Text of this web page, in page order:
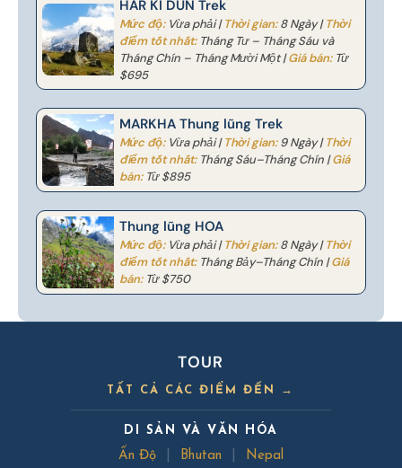
HAR KI DUN Trek
Mức độ:Vừa phải |Thời gian:8 Ngày |Thời
điểm tốt nhất:Tháng Tư – Tháng Sáu và
Tháng Chín – Tháng Mười Một |Giá bán:Từ
$695
MARKHA Thung lũng Trek
Mức độ:Vừa phải |Thời gian:9 Ngày |Thời
điểm tốt nhất:Tháng Sáu–Tháng Chín |Giá
bán:Từ $895
Thung lũng HOA
Mức độ:Vừa phải |Thời gian:8 Ngày |Thời
điểm tốt nhất:Tháng Bảy–Tháng Chín |Giá
bán:Từ $750
TOUR
TẤT CẢ CÁC ĐIỂM ĐẾN →
DI SẢN VÀ VĂN HÓA
Ấn Độ
Bhutan Nepal